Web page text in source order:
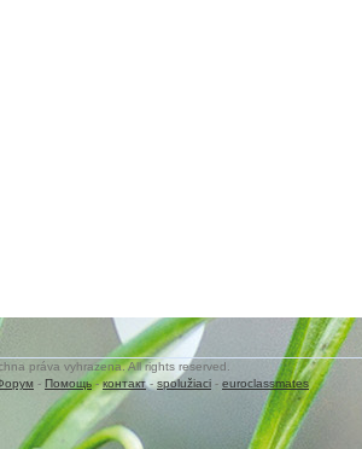
práva vyhrazena. All rights reserved.
- Помощь-контакт- spolužiaci - euroclassmates